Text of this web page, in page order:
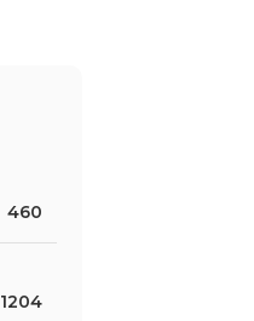
460
1204